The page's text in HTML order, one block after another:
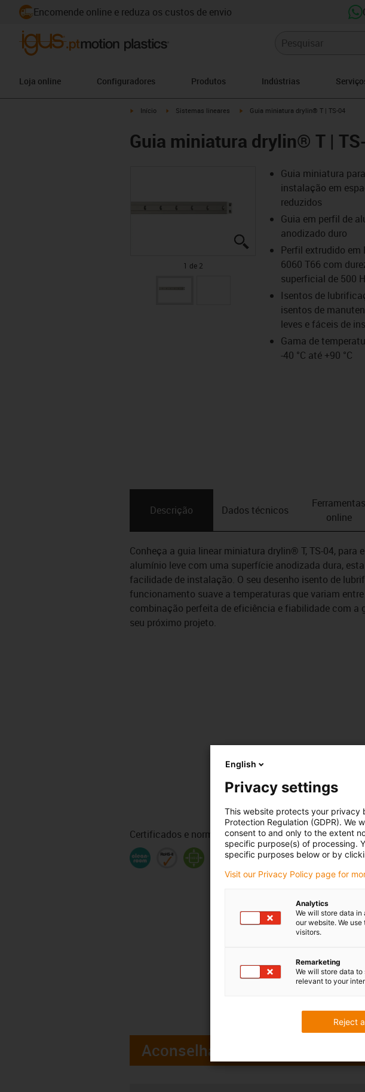
Encomende online e reduza os custos de envio
Loja online Configuradores Produtos Indústrias
igus-icon-arrow-right
Início igus-icon-arrow-right
Sistemas lineares igus-icon-arrow-right
Guia miniatura drylin® T | TS-04
Guia miniatura drylin® T |
igus-icon-lupe
igus-icon-lupe
1 de 2
Guia miniatura para
instalação em
reduzidos
Guia em perfil de
anodizado duro
Perfil extrudido em
6060 T66 com
superficial de 500
Isentos de
isentos de
leves e fáceis de
Gama de
-40 °C até +90 °C
Descrição Dados técnicos
Ferramentas
online
Conheça a guia linear miniatura drylin® T, TS-04, para
alumínio leve com uma superfície anodizada dura,
facilidade de instalação. O seu desenho isento de
funcionamento suave a temperaturas que variam entre
combinação perfeita de eficiência e fiabilidade com a
seu próximo projeto.
Certificados e normas
Aconselhamento
English
Privacy settings
This website protects your privacy
Protection Regulation (GDPR).
consent to and only to the extent
specific purpose(s) of processing.
specific purposes below or by
Visit our Privacy Policy page for
Analytics
We will store data
our website. We
visitors.
Remarketing
We will store data
relevant to your
Reject